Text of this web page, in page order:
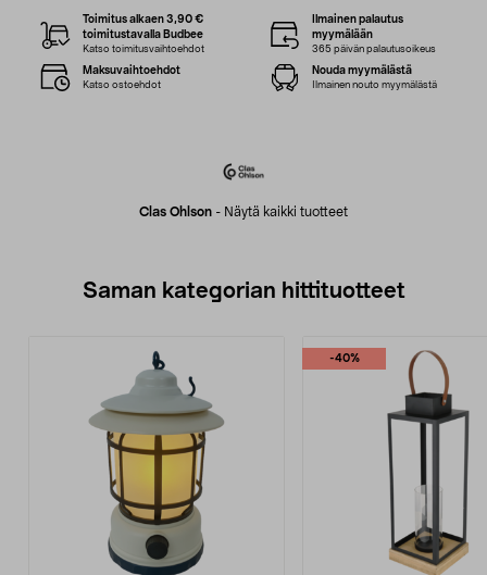
Clas Ohlson - Näytä kaikki tuotteet
Toimitus alkaen 3,90 €
toimitustavalla Budbee
Katso toimitusvaihtoehdot
Ilmainen palautus
myymälään
365 päivän palautusoikeus
Maksuvaihtoehdot
Katso ostoehdot
Nouda myymälästä
Ilmainen nouto myymälästä
Saman kategorian hittituotteet
-40%